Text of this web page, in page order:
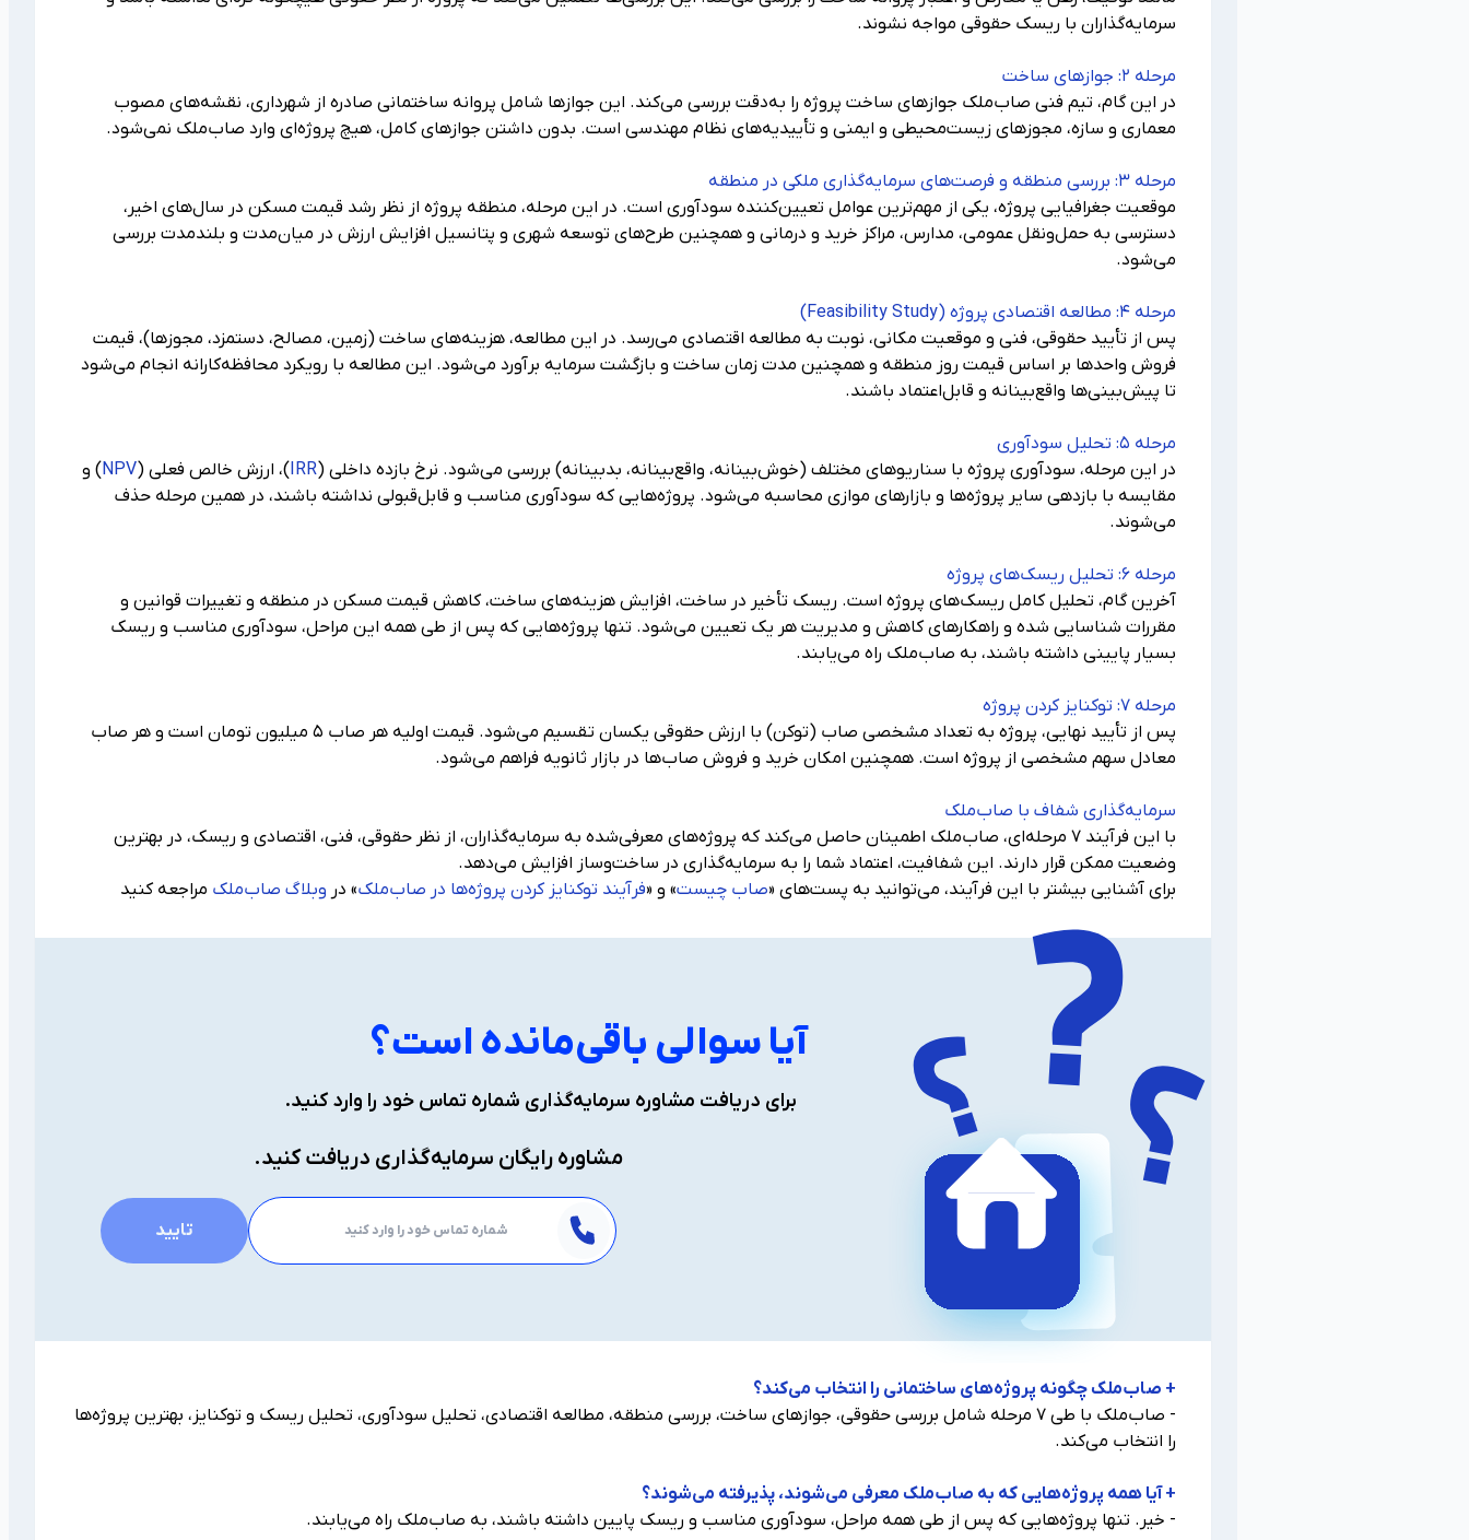
سرمایه‌گذاران با ریسک حقوقی مواجه نشوند.
مرحله ۲: جوازهای ساخت
در این گام، تیم فنی صاب‌ملک جوازهای ساخت پروژه را به‌دقت بررسی می‌کند. این جوازها شامل پروانه ساختمانی صادره از شهرداری، نقشه‌های مصوب
معماری و سازه، مجوزهای زیست‌محیطی و ایمنی و تأییدیه‌های نظام مهندسی است. بدون داشتن جوازهای کامل، هیچ پروژه‌ای وارد صاب‌ملک نمی‌شود.
مرحله ۳: بررسی منطقه و فرصت‌های سرمایه‌گذاری ملکی در منطقه
موقعیت جغرافیایی پروژه، یکی از مهم‌ترین عوامل تعیین‌کننده سودآوری است. در این مرحله، منطقه پروژه از نظر رشد قیمت مسکن در سال‌های اخیر،
دسترسی به حمل‌ونقل عمومی، مدارس، مراکز خرید و درمانی و همچنین طرح‌های توسعه شهری و پتانسیل افزایش ارزش در میان‌مدت و بلندمدت بررسی
می‌شود.
مرحله ۴: مطالعه اقتصادی پروژه (Feasibility Study)
پس از تأیید حقوقی، فنی و موقعیت مکانی، نوبت به مطالعه اقتصادی می‌رسد. در این مطالعه، هزینه‌های ساخت (زمین، مصالح، دستمزد، مجوزها)، قیمت
فروش واحدها بر اساس قیمت روز منطقه و همچنین مدت زمان ساخت و بازگشت سرمایه برآورد می‌شود. این مطالعه با رویکرد محافظه‌کارانه انجام می‌شود
تا پیش‌بینی‌ها واقع‌بینانه و قابل‌اعتماد باشند.
مرحله ۵: تحلیل سودآوری
در این مرحله، سودآوری پروژه با سناریوهای مختلف (خوش‌بینانه، واقع‌بینانه، بدبینانه) بررسی می‌شود. نرخ بازده داخلی (IRR)، ارزش خالص فعلی (NPV) و
مقایسه با بازدهی سایر پروژه‌ها و بازارهای موازی محاسبه می‌شود. پروژه‌هایی که سودآوری مناسب و قابل‌قبولی نداشته باشند، در همین مرحله حذف
می‌شوند.
مرحله ۶: تحلیل ریسک‌های پروژه
آخرین گام، تحلیل کامل ریسک‌های پروژه است. ریسک تأخیر در ساخت، افزایش هزینه‌های ساخت، کاهش قیمت مسکن در منطقه و تغییرات قوانین و
مقررات شناسایی شده و راهکارهای کاهش و مدیریت هر یک تعیین می‌شود. تنها پروژه‌هایی که پس از طی همه این مراحل، سودآوری مناسب و ریسک
بسیار پایینی داشته باشند، به صاب‌ملک راه می‌یابند.
مرحله ۷: توکنایز کردن پروژه
پس از تأیید نهایی، پروژه به تعداد مشخصی صاب (توکن) با ارزش حقوقی یکسان تقسیم می‌شود. قیمت اولیه هر صاب ۵ میلیون تومان است و هر صاب
معادل سهم مشخصی از پروژه است. همچنین امکان خرید و فروش صاب‌ها در بازار ثانویه فراهم می‌شود.
سرمایه‌گذاری شفاف با صاب‌ملک
با این فرآیند ۷ مرحله‌ای، صاب‌ملک اطمینان حاصل می‌کند که پروژه‌های معرفی‌شده به سرمایه‌گذاران، از نظر حقوقی، فنی، اقتصادی و ریسک، در بهترین
وضعیت ممکن قرار دارند. این شفافیت، اعتماد شما را به سرمایه‌گذاری در ساخت‌وساز افزایش می‌دهد.
برای آشنایی بیشتر با این فرآیند، می‌توانید به پست‌های «صاب چیست» و «فرآیند توکنایز کردن پروژه‌ها در صاب‌ملک» در وبلاگ صاب‌ملک مراجعه کنید
آیا سوالی باقی‌مانده است؟
برای دریافت مشاوره سرمایه‌گذاری شماره تماس خود را وارد کنید.
مشاوره رایگان سرمایه‌گذاری دریافت کنید.
تایید
+ صاب‌ملک چگونه پروژه‌های ساختمانی را انتخاب می‌کند؟
- صاب‌ملک با طی ۷ مرحله شامل بررسی حقوقی، جوازهای ساخت، بررسی منطقه، مطالعه اقتصادی، تحلیل سودآوری، تحلیل ریسک و توکنایز، بهترین پروژه‌ها
را انتخاب می‌کند.
+ آیا همه پروژه‌هایی که به صاب‌ملک معرفی می‌شوند، پذیرفته می‌شوند؟
- خیر. تنها پروژه‌هایی که پس از طی همه مراحل، سودآوری مناسب و ریسک پایین داشته باشند، به صاب‌ملک راه می‌یابند.